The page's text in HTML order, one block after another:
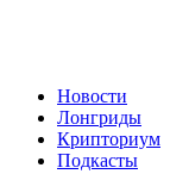
Новости
Лонгриды
Крипториум
Подкасты